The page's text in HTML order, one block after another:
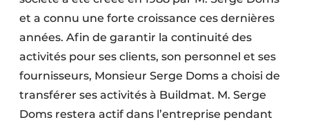
Protection solaire
Sécurité incendie
Software
et a connu une forte croissance ces dernières
années. Afin de garantir la continuité des
activités pour ses clients, son personnel et ses
fournisseurs, Monsieur Serge Doms a choisi de
transférer ses activités à Buildmat. M. Serge
Doms restera actif dans l’entreprise pendant